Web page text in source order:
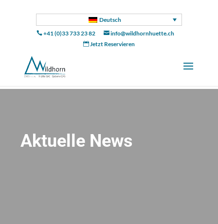
Deutsch
+41 (0)33 733 23 82 info@wildhornhuette.ch
Jetzt Reservieren
Aktuelle News